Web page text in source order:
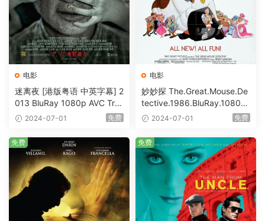
电影
迷离夜 [港版粤语 中英字幕] 2
013 BluRay 1080p AVC Tru
eHD5.1 [BDISO 22.64GB]
2024-07-01 免费
电影
妙妙探 The.Great.Mouse.De
tective.1986.BluRay.1080p.
AVC.DTS-HD.MA.5.1-HDHo
2024-07-01 免费
免费 免费